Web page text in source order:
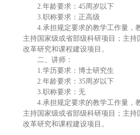
2.年龄要求：45周岁以下
3.职称要求：正高级
4.承担规定要求的教学工作量，
主持国家级或省部级科研项目；主持
改革研究和课程建设项目。
二、讲师：
1.学历要求：博士研究生
2.年龄要求：35周岁以下
3.职称要求：无
4.承担规定要求的教学工作量，
主持国家级或省部级科研项目；主持
改革研究和课程建设项目。